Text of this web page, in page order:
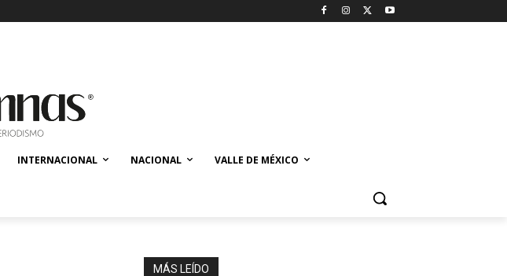
INTERNACIONAL NACIONAL VALLE DE MÉXICO
MÁS LEÍDO